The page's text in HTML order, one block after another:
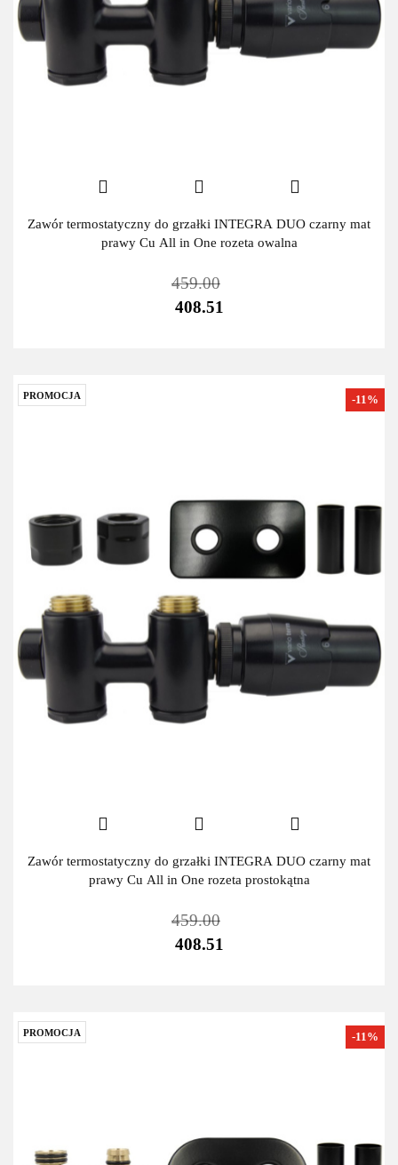
Zawór termostatyczny do grzałki INTEGRA DUO czarny mat
prawy Cu All in One rozeta owalna
459.00
408.51
PROMOCJA
Zawór termostatyczny do grzałki INTEGRA DUO czarny mat
prawy Cu All in One rozeta prostokątna
459.00
-11%
408.51
PROMOCJA -11%